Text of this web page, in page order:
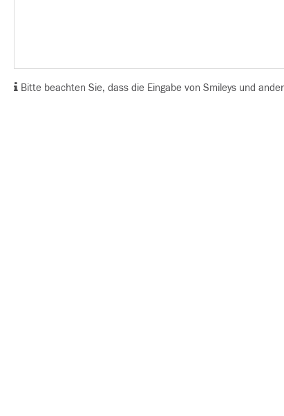
Bitte beachten Sie, dass die Eingabe von Smileys und